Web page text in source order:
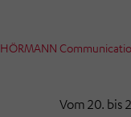
HÖRMANN
Vom 20. bis